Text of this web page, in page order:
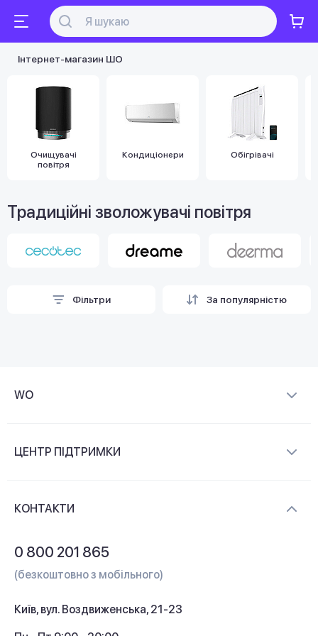
Інтернет-магазин ШО
Очищувачі
повітря
Кондиціонери Обігрівачі
Традиційні зволожувачі повітря
Фільтри За популярністю
WO
Контакти
ЦЕНТР ПІДТРИМКИ
Кешбек
КОНТАКТИ
0 800 201 865
(безкоштовно з мобільного)
Київ, вул. Воздвиженська, 21-23